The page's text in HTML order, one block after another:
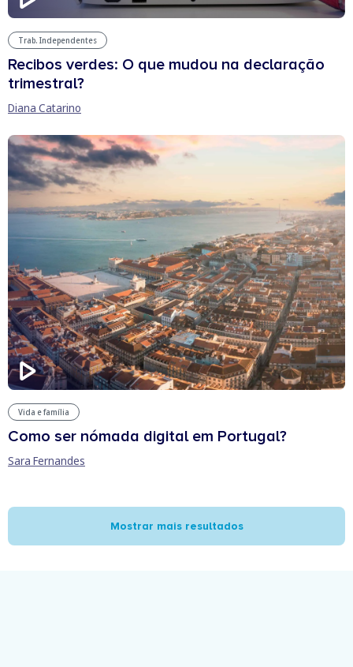
Trab. Independentes
Recibos verdes: O que mudou na declaração
trimestral?
Diana Catarino
Vida e família
Como ser nómada digital em Portugal?
Sara Fernandes
Mostrar mais resultados